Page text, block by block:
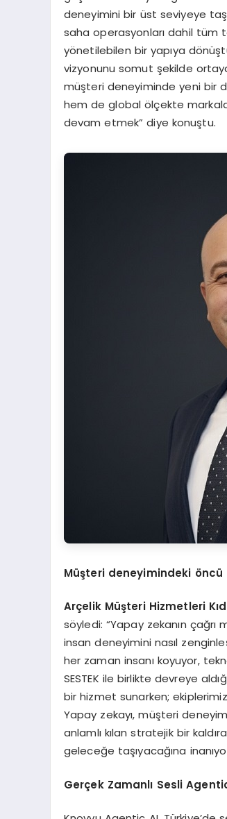
deneyimini bir üst seviyeye
saha operasyonları dahil tüm
yönetilebilen bir yapıya
vizyonunu somut şekilde
müşteri deneyiminde yeni bir
hem de global ölçekte
devam etmek” diye konuştu.
Müşteri deneyimindeki öncü
Arçelik Müşteri Hizmetleri
söyledi: “Yapay zekanın
insan deneyimini nasıl
her zaman insanı koyuyor,
SESTEK ile birlikte devreye
bir hizmet sunarken;
Yapay zekayı, müşteri
anlamlı kılan stratejik bir
geleceğe taşıyacağına
Gerçek Zamanlı Sesli